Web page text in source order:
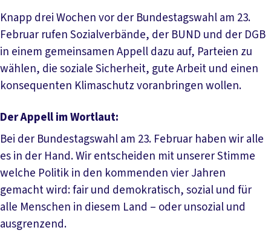
Knapp drei Wochen vor der Bundestagswahl am 23.
Februar rufen Sozialverbände, der BUND und der DGB
in einem gemeinsamen Appell dazu auf, Parteien zu
wählen, die soziale Sicherheit, gute Arbeit und einen
konsequenten Klimaschutz voranbringen wollen.
Der Appell im Wortlaut:
Bei der Bundestagswahl am 23. Februar haben wir alle
es in der Hand. Wir entscheiden mit unserer Stimme
welche Politik in den kommenden vier Jahren
gemacht wird: fair und demokratisch, sozial und für
alle Menschen in diesem Land – oder unsozial und
ausgrenzend.